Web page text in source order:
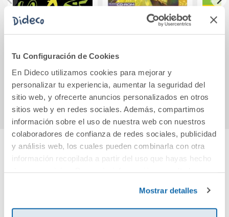
Tu Configuración de Cookies
En Dideco utilizamos cookies para mejorar y
personalizar tu experiencia, aumentar la seguridad del
sitio web, y ofrecerte anuncios personalizados en otros
sitios web y en redes sociales. Además, compartimos
información sobre el uso de nuestra web con nuestros
colaboradores de confianza de redes sociales, publicidad
y análisis web, los cuales pueden combinarla con otra
información recopilada a partir del uso que hayas hecho
Mostrar detalles
The absolutely
time indian.
13,81€
Comprar
Alice s Adventures
11,70€
Comprar
Cuéntanos tu opinión
¡Sé el primero en valorar este producto!